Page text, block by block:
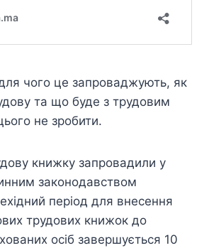
чого це запроваджують, як
та що буде з трудовим
не зробити.
книжку запровадили у
законодавством
період для внесення
трудових книжок до
осіб завершується 10